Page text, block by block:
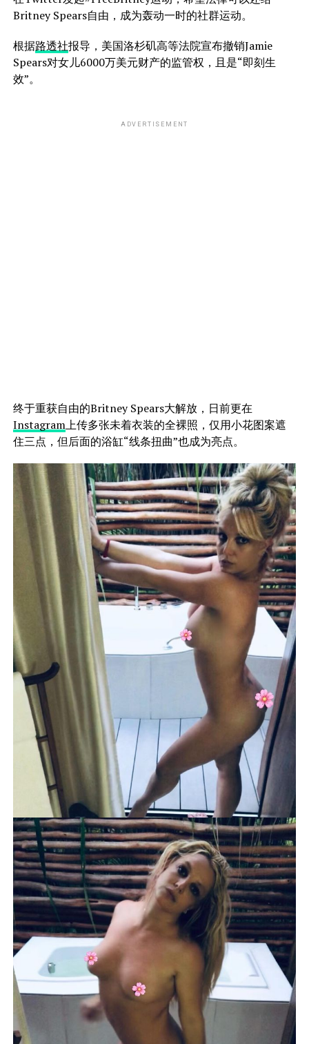
Britney Spears自由，成为轰动一时的社群运动。
根据路透社报导，美国洛杉矶高等法院宣布撤销Jamie
Spears对女儿6000万美元财产的监管权，且是“即刻生
效”。
ADVERTISEMENT
终于重获自由的Britney Spears大解放，日前更在
Instagram上传多张未着衣装的全裸照，仅用小花图案遮
住三点，但后面的浴缸“线条扭曲”也成为亮点。